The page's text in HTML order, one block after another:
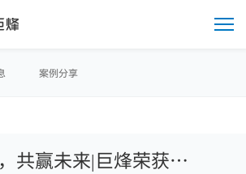
案例分享
共赢未来|巨烽荣获西